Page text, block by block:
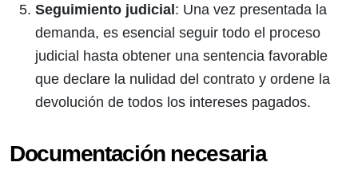
Seguimiento judicial: Una vez presentada la
demanda, es esencial seguir todo el proceso
judicial hasta obtener una sentencia favorable
que declare la nulidad del contrato y ordene la
devolución de todos los intereses pagados.
Documentación necesaria